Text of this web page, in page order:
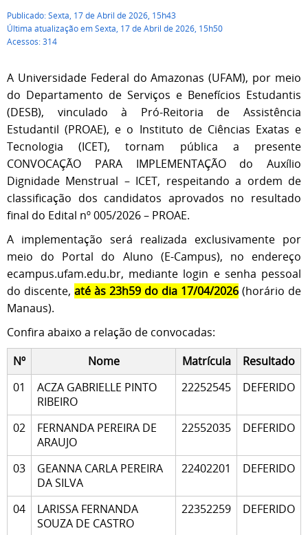
Publicado: Sexta, 17 de Abril de 2026, 15h43
Última atualização em Sexta, 17 de Abril de 2026, 15h50
Acessos: 314
A Universidade Federal do Amazonas (UFAM), por meio
do Departamento de Serviços e Benefícios Estudantis
(DESB), vinculado à Pró-Reitoria de Assistência
Estudantil (PROAE), e o Instituto de Ciências Exatas e
Tecnologia (ICET), tornam pública a presente
CONVOCAÇÃO PARA IMPLEMENTAÇÃO do Auxílio
Dignidade Menstrual – ICET, respeitando a ordem de
classificação dos candidatos aprovados no resultado
final do Edital nº 005/2026 – PROAE.
A implementação será realizada exclusivamente por
meio do Portal do Aluno (E-Campus), no endereço
ecampus.ufam.edu.br, mediante login e senha pessoal
do discente, até às 23h59 do dia 17/04/2026 (horário de
Manaus).
Confira abaixo a relação de convocadas:
Nº
Nome Matrícula
Resultado
01
ACZA GABRIELLE PINTO
RIBEIRO
22252545 DEFERIDO
02
FERNANDA PEREIRA DE
ARAUJO
22552035 DEFERIDO
03
GEANNA CARLA PEREIRA
DA SILVA
22402201 DEFERIDO
04
LARISSA FERNANDA
SOUZA DE CASTRO
22352259 DEFERIDO